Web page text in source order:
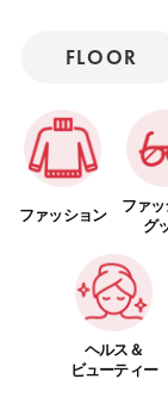
FLOOR
ファッション
ファ
グ
ヘルス＆
ビューティー